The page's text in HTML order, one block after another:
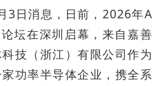
3日消息，日前，2026年A
坛在深圳启幕，来自嘉善
技（浙江）有限公司作为
功率半导体企业，携全系